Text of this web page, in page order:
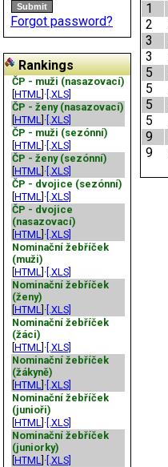
Forgot password?
Rankings
ČP - muži (nasazovací)
HTML ]· [.XLS]
ČP - ženy (nasazovací)
HTML ]· [.XLS]
ČP - muži (sezónní)
HTML ]· [.XLS]
ČP - ženy (sezónní)
HTML ]· [.XLS]
ČP - dvojice (sezónní)
HTML ]· [.XLS]
ČP - dvojice
(nasazovací)
HTML ]· [.XLS]
Nominační žebříček
(muži)
HTML ]· [.XLS]
Nominační žebříček
(ženy)
HTML ]· [.XLS]
Nominační žebříček
(žáci)
HTML ]· [.XLS]
Nominační žebříček
(žákyně)
HTML ]· [.XLS]
Nominační žebříček
(junioři)
HTML ]· [.XLS]
Nominační žebříček
(juniorky)
HTML ]· [.XLS]
1
2
3
3
5
5
5
5
9
9